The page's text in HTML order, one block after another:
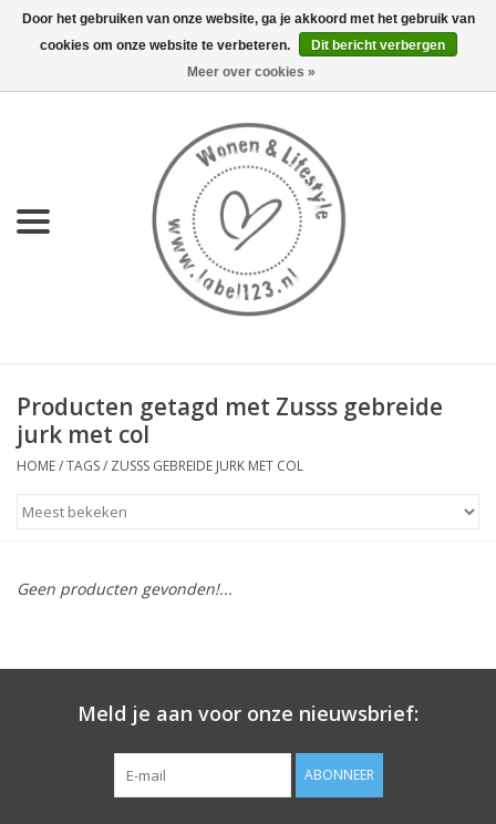
0 Artikelen - €0,00
KEUKEN
LIFESTYLE
OUTDOOR
SALE
Producten getagd met Zusss gebreide
jurk met col
HOME/TAGS/ ZUSSS GEBREIDE JURK MET COL
Geen producten gevonden!...
Meld je aan voor onze nieuwsbrief:
ABONNEER
Door het gebruiken van onze website, ga je akkoord met het gebruik van
cookies om onze website te verbeteren.
Dit bericht verbergen
Meer over cookies »